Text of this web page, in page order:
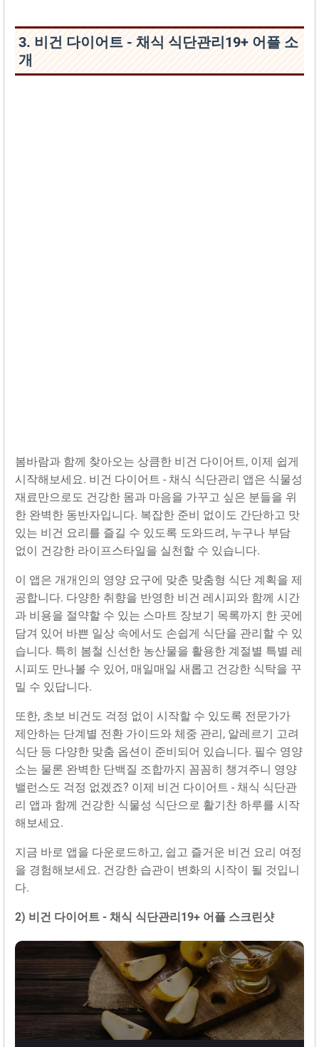
3. 비건 다이어트 - 채식 식단관‪리‬19+ 어플 소
개
봄바람과 함께 찾아오는 상큼한 비건 다이어트, 이제 쉽게
시작해보세요. 비건 다이어트 - 채식 식단관리 앱은 식물성
재료만으로도 건강한 몸과 마음을 가꾸고 싶은 분들을 위
한 완벽한 동반자입니다. 복잡한 준비 없이도 간단하고 맛
있는 비건 요리를 즐길 수 있도록 도와드려, 누구나 부담
없이 건강한 라이프스타일을 실천할 수 있습니다.
이 앱은 개개인의 영양 요구에 맞춘 맞춤형 식단 계획을 제
공합니다. 다양한 취향을 반영한 비건 레시피와 함께 시간
과 비용을 절약할 수 있는 스마트 장보기 목록까지 한 곳에
담겨 있어 바쁜 일상 속에서도 손쉽게 식단을 관리할 수 있
습니다. 특히 봄철 신선한 농산물을 활용한 계절별 특별 레
시피도 만나볼 수 있어, 매일매일 새롭고 건강한 식탁을 꾸
밀 수 있답니다.
또한, 초보 비건도 걱정 없이 시작할 수 있도록 전문가가
제안하는 단계별 전환 가이드와 체중 관리, 알레르기 고려
식단 등 다양한 맞춤 옵션이 준비되어 있습니다. 필수 영양
소는 물론 완벽한 단백질 조합까지 꼼꼼히 챙겨주니 영양
밸런스도 걱정 없겠죠? 이제 비건 다이어트 - 채식 식단관
리 앱과 함께 건강한 식물성 식단으로 활기찬 하루를 시작
해보세요.
지금 바로 앱을 다운로드하고, 쉽고 즐거운 비건 요리 여정
을 경험해보세요. 건강한 습관이 변화의 시작이 될 것입니
다.
2) 비건 다이어트 - 채식 식단관‪리‬19+ 어플 스크린샷